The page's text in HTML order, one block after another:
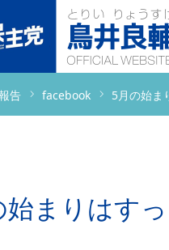
告 facebook 5月の始ま
始まりはす